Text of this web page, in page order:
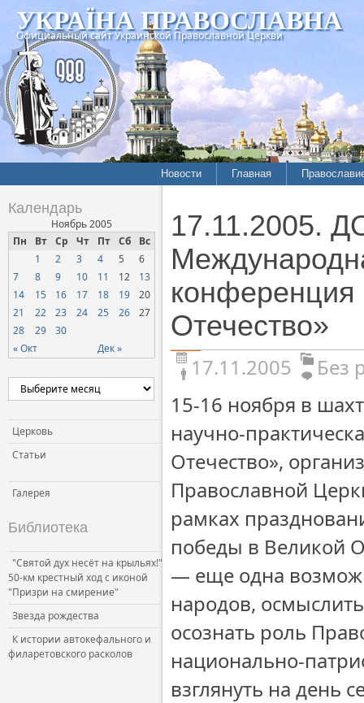
УКРАЇНА ПРАВОСЛАВНА
Официальный сайт Украинской Православной Церкви
Новости Главная
Календарь
Ноябрь 2005
Пн
Вт Ср Чт Пт Сб Вс
« Окт Дек »
1 2 3 4 5
6
7
8 9 10 11 12
13
14
15 16 17 18 19
20
21
22 23 24 25 26
27
28
29 30
Церковь
Статьи
Галерея
Библиотека
"Святой дух несёт на крыльях!"
50-км крестный ход с иконой
"Призри на смирение"
Звезда рождества
К истории автокефального и
филаретовского расколов
17.11.2005.
конференция
Отечество»
17.11.2005
Без
15-16 ноября в
научно-
Отечество»,
Православной
рамках
победы в Великой
— еще одна
народов,
осознать роль
национально-
взглянуть на день